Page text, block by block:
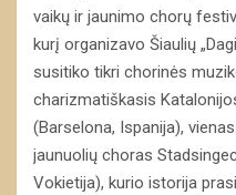
vaikų ir jaunimo chorų
kurį organizavo Šiaulių
susitiko tikri chorinės
charizmatiškasis
(Barselona, Ispanija),
jaunuolių choras
Vokietija), kurio istorija